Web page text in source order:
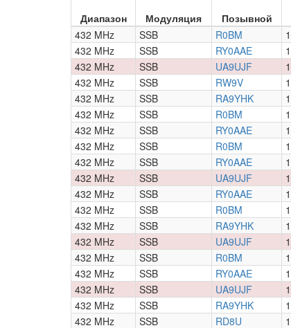
Диапазон Модуляция Позывной
432 MHz
SSB R0BM
432 MHz
SSB RY0AAE
432 MHz
SSB UA9UJF
432 MHz
SSB RW9V
432 MHz
SSB RA9YHK
432 MHz
SSB R0BM
432 MHz
SSB RY0AAE
432 MHz
SSB R0BM
432 MHz
SSB RY0AAE
432 MHz
SSB UA9UJF
432 MHz
SSB RY0AAE
432 MHz
SSB R0BM
432 MHz
SSB RA9YHK
432 MHz
SSB UA9UJF
432 MHz
SSB R0BM
432 MHz
SSB RY0AAE
432 MHz
SSB UA9UJF
432 MHz
SSB RA9YHK
432 MHz
SSB RD8U